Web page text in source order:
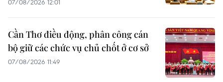
07/08/2026 12:01
Cần Thơ điều động, phân công cán
bộ giữ các chức vụ chủ chốt ở cơ sở
07/08/2026 11:49